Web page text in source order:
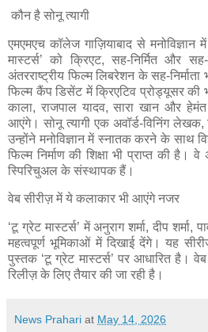
कौन है सोनू त्यागी
एमएमएच कॉलेज गाज़ियाबाद से मनोविज्ञान
मास्टर्स’ को क्रिएट, सह-निर्मित और
अंतरराष्ट्रीय फिल्म लिबरेशन के सह-
फिल्म कैंप डिसेंट में क्रिएटिव प्रोड्यूसर की
काला, राजपाल यादव, सारा खान और
आएंगे। सोनू त्यागी एक अवॉर्ड-विनिंग लेखक,
उन्होंने मनोविज्ञान में स्नातक करने के साथ
फिल्म निर्माण की शिक्षा भी प्राप्त की
स्पिरिचुअल के संस्थापक हैं।
वेब सीरीज़ में ये कलाकार भी आएंगे नजर
‘टू ग्रेट मास्टर्स’ में अनुराग शर्मा, दीप शर्मा,
महत्वपूर्ण भूमिकाओं में दिखाई देंगे। यह
पुस्तक ‘टू ग्रेट मास्टर्स’ पर आधारित है। वेब
रिलीज़ के लिए तैयार की जा रही है।
News Prahari at May 14, 2026